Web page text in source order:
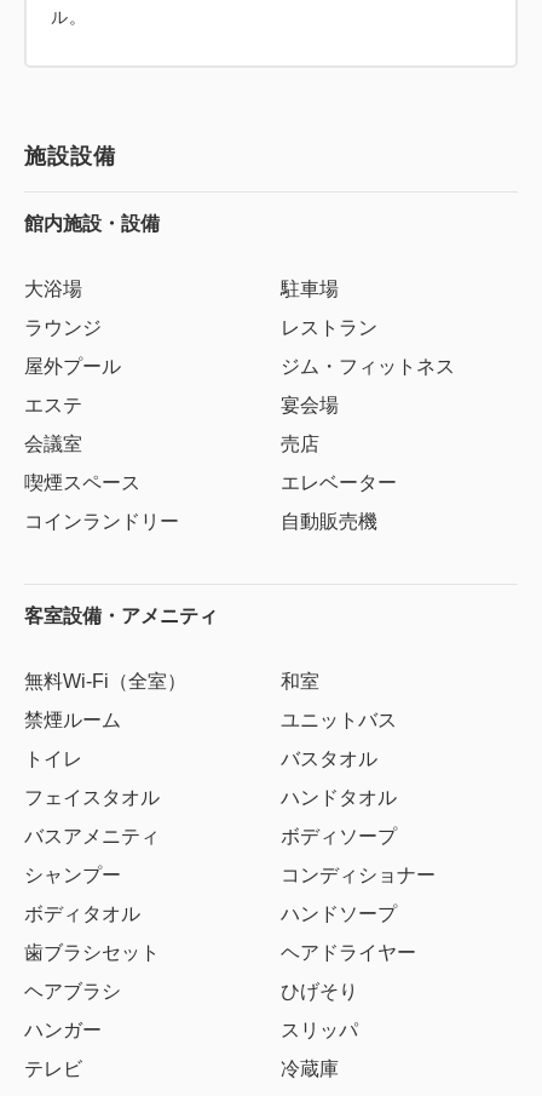
ル。
施設設備
館内施設・設備
大浴場
駐車場
ラウンジ
レストラン
屋外プール
ジム・フィットネス
エステ
宴会場
会議室
売店
喫煙スペース
エレベーター
コインランドリー
自動販売機
客室設備・アメニティ
無料Wi-Fi（全室）
和室
禁煙ルーム
ユニットバス
トイレ
バスタオル
フェイスタオル
ハンドタオル
バスアメニティ
ボディソープ
シャンプー
コンディショナー
ボディタオル
ハンドソープ
歯ブラシセット
ヘアドライヤー
ヘアブラシ
ひげそり
ハンガー
スリッパ
テレビ
冷蔵庫